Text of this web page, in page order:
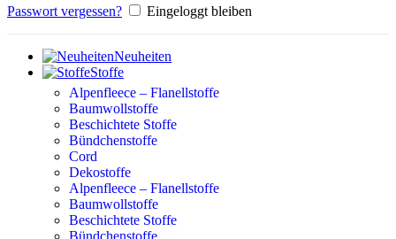
Passwort vergessen? Eingeloggt bleiben
Neuheiten
Stoffe
Alpenfleece – Flanellstoffe
Baumwollstoffe
Beschichtete Stoffe
Bündchenstoffe
Cord
Dekostoffe
Alpenfleece – Flanellstoffe
Baumwollstoffe
Beschichtete Stoffe
Bündchenstoffe